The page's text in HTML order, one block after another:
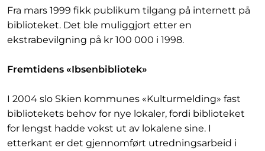
Fra mars 1999 fikk publikum tilgang på internett på
biblioteket. Det ble muliggjort etter en
ekstrabevilgning på kr 100 000 i 1998.
Fremtidens «Ibsenbibliotek»
I 2004 slo Skien kommunes «Kulturmelding» fast
bibliotekets behov for nye lokaler, fordi biblioteket
for lengst hadde vokst ut av lokalene sine. I
etterkant er det gjennomført utredningsarbeid i